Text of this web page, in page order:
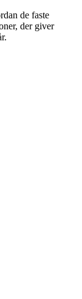
de faste
der giver